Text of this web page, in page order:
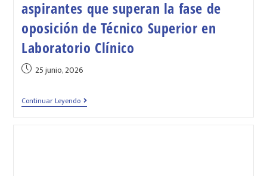
aspirantes que superan la fase de
oposición de Técnico Superior en
Laboratorio Clínico
25 junio, 2026
Continuar Leyendo